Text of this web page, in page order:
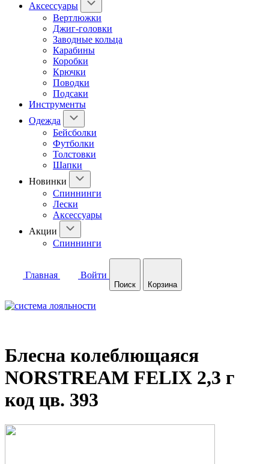
Аксессуары
Вертлюжки
Джиг-головки
Заводные кольца
Карабины
Коробки
Крючки
Поводки
Подсаки
Инструменты
Одежда
Бейсболки
Футболки
Толстовки
Шапки
Новинки
Спиннинги
Лески
Аксессуары
Акции
Спиннинги
Главная Войти
Поиск Корзина
Блесна колеблющаяся
NORSTREAM FELIX 2,3 г
код цв. 393